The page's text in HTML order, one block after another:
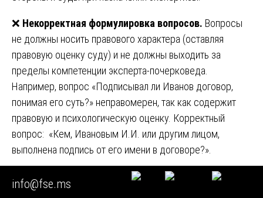
❌ Некорректная формулировка вопросов. Вопросы
не должны носить правового характера (оставляя
правовую оценку суду) и не должны выходить за
пределы компетенции эксперта-почерковеда.
Например, вопрос «Подписывал ли Иванов договор,
понимая его суть?» неправомерен, так как содержит
правовую и психологическую оценку. Корректный
вопрос: «Кем, Ивановым И.И. или другим лицом,
выполнена подпись от его имени в договоре?».
❌Предоставление недостаточного количества
образцов.Для исследования подписи требуется не
info@fse.ms